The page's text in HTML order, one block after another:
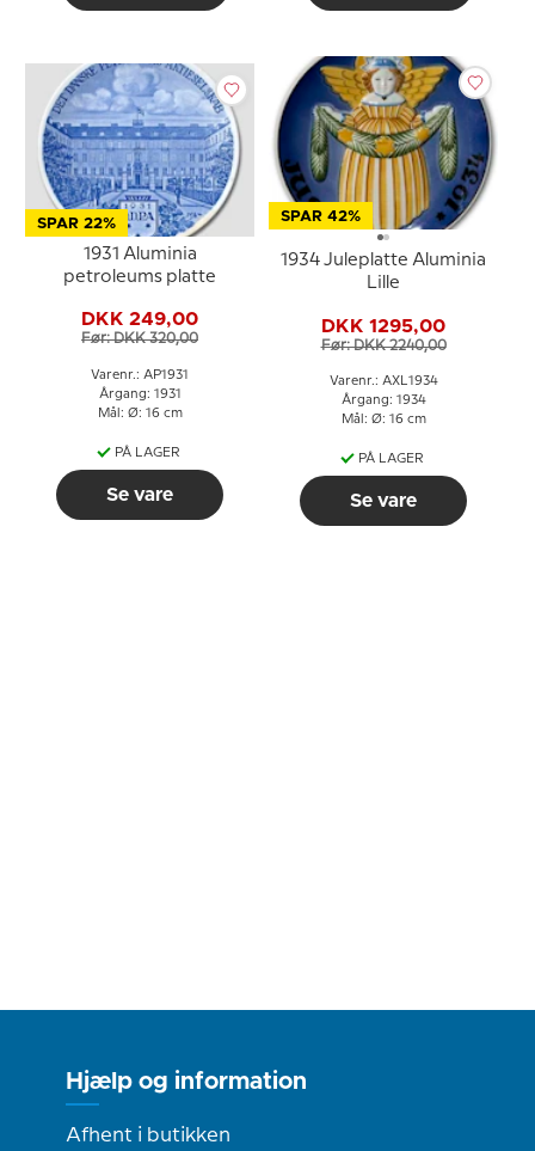
SPAR 22%
1931 Aluminia
petroleums platte
DKK 249,00
Før: DKK 320,00
Varenr.: AP1931
Årgang: 1931
Mål: Ø: 16 cm
PÅ LAGER
Se vare
SPAR 42%
1934 Juleplatte Aluminia
Lille
DKK 1295,00
Før: DKK 2240,00
Varenr.: AXL1934
Årgang: 1934
Mål: Ø: 16 cm
PÅ LAGER
Se vare
Hjælp og information
Afhent i butikken